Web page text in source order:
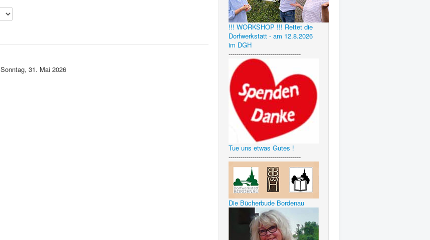
Sonntag, 31. Mai 2026
!!! WORKSHOP !!! Rettet die
Dorfwerkstatt - am 12.8.2026
im DGH
------------------------------------
Tue uns etwas Gutes !
------------------------------------
Die Bücherbude Bordenau